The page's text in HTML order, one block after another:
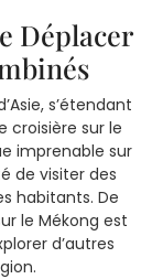
Déplacer
s’étendant
croisière sur le
imprenable sur
de visiter des
habitants. De
le Mékong est
d’autres